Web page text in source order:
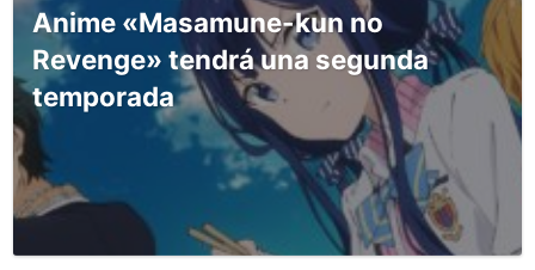
Anime «Masamune-kun no
Revenge» tendrá una segunda
temporada